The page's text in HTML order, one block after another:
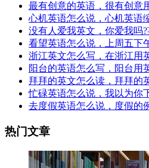
最有创意的英语，很有创意
心机英语怎么说，心机英语
没有人爱我英文，你爱我吗
看望英语怎么说，上周五下
浙江英文怎么写，在浙江用
阳台的英语怎么写，阳台用
拜拜的英文怎么读，拜拜的
忙碌英语怎么说，我以为你
去度假英语怎么说，度假的
热门文章